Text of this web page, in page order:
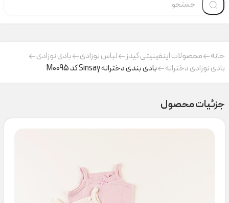
خانه محصولات اینفینیتی کیدز لباس نوزادی
بادی نوزادی
بادی نوزادی دخترانه
بادی بندی دخترانه Sinsay کد M0095
جزئیات محصول